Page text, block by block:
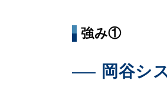
強み①
岡谷シ